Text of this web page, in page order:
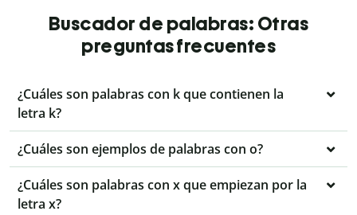
Buscador de palabras: Otras
preguntas frecuentes
¿Cuáles son palabras con k que contienen la
letra k?
¿Cuáles son ejemplos de palabras con o?
¿Cuáles son palabras con x que empiezan por la
letra x?